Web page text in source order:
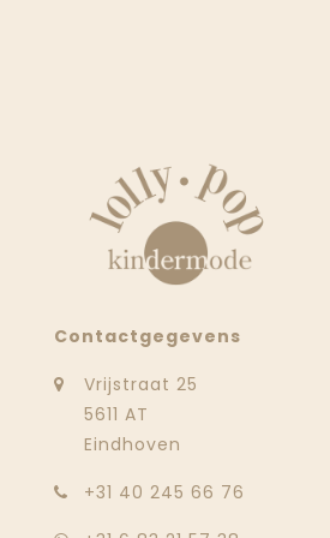
Contactgegevens
Vrijstraat 25
5611 AT
Eindhoven
‭+31 40 245 66 76